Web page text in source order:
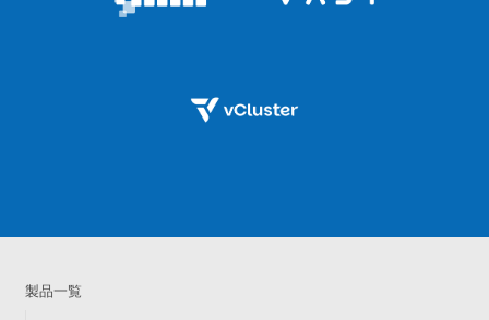
製品一覧